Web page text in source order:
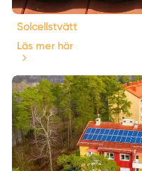
Solcellstvätt
Läs mer här